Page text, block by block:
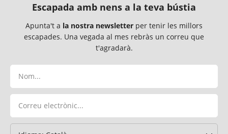
Escapada amb nens a la teva bústia
Apunta't a la nostra newsletter per tenir les millors
escapades. Una vegada al mes rebràs un correu que
t'agradarà.